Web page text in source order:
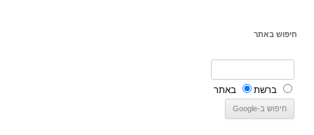
חיפוש באתר
ברשת באתר